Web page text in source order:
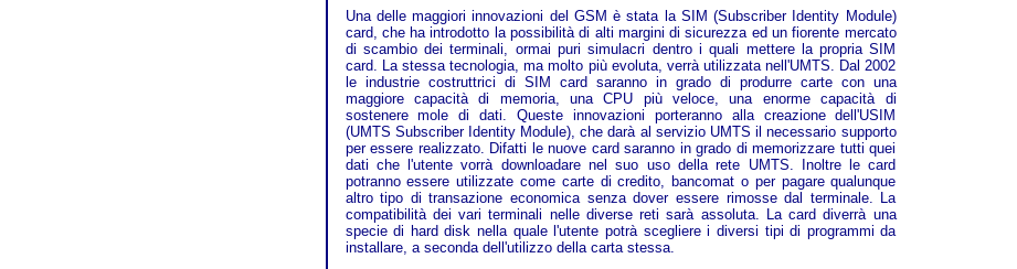
Una delle maggiori innovazioni del GSM è stata la SIM (Subscriber Identity Module)
card, che ha introdotto la possibilità di alti margini di sicurezza ed un fiorente mercato
di scambio dei terminali, ormai puri simulacri dentro i quali mettere la propria SIM
card. La stessa tecnologia, ma molto più evoluta, verrà utilizzata nell'UMTS. Dal 2002
le industrie costruttrici di SIM card saranno in grado di produrre carte con una
maggiore capacità di memoria, una CPU più veloce, una enorme capacità di
sostenere mole di dati. Queste innovazioni porteranno alla creazione dell'USIM
(UMTS Subscriber Identity Module), che darà al servizio UMTS il necessario supporto
per essere realizzato. Difatti le nuove card saranno in grado di memorizzare tutti quei
dati che l'utente vorrà downloadare nel suo uso della rete UMTS. Inoltre le card
potranno essere utilizzate come carte di credito, bancomat o per pagare qualunque
altro tipo di transazione economica senza dover essere rimosse dal terminale. La
compatibilità dei vari terminali nelle diverse reti sarà assoluta. La card diverrà una
specie di hard disk nella quale l'utente potrà scegliere i diversi tipi di programmi da
installare, a seconda dell'utilizzo della carta stessa.